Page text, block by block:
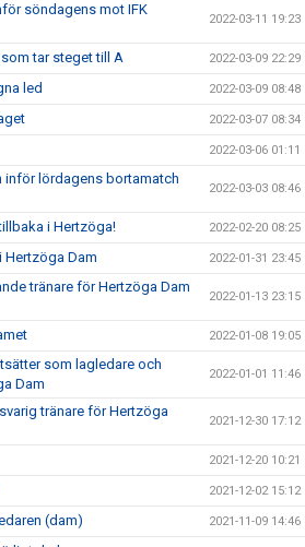
söndagens mot IFK
2022-03-11 19:23
tar steget till A 2022-03-09 22:29
led 2022-03-09 08:48
2022-03-07 08:34
2022-03-06 01:11
inför lördagens bortamatch
2022-03-03 08:46
i Hertzöga! 2022-02-20 08:25
Hertzöga Dam 2022-01-31 23:45
tränare för Hertzöga Dam
2022-01-13 23:15
2022-01-08 19:05
som lagledare och
Dam
2022-01-01 11:46
tränare för Hertzöga
2021-12-30 17:12
2021-12-20 10:21
2021-12-02 15:12
(dam) 2021-11-09 14:46